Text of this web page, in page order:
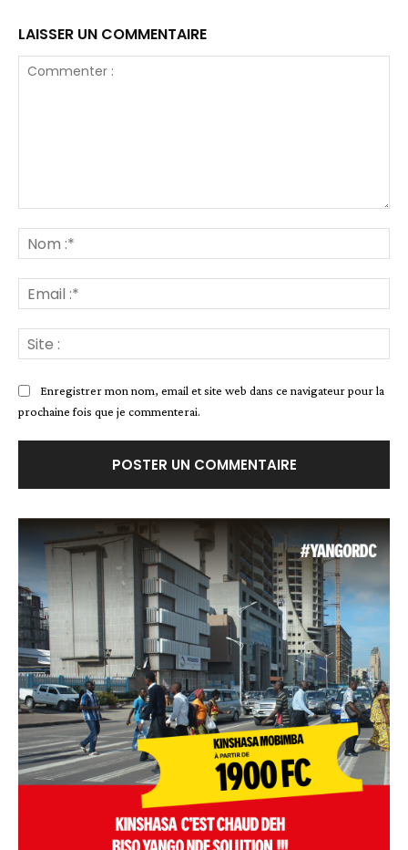
LAISSER UN COMMENTAIRE
:*
:*
:
Enregistrer mon nom, email et site web dans ce navigateur pour la
prochaine fois que je commenterai.